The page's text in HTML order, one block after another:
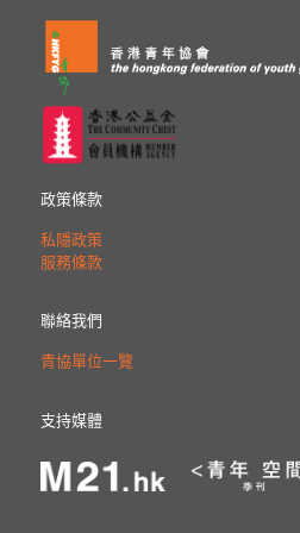
政策條款
私隱政策
服務條款
聯絡我們
青協單位一覽
支持媒體